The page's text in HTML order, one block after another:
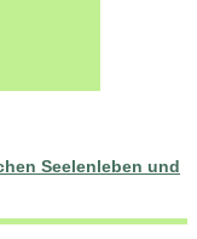
Seelenleben und